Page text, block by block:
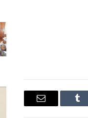
Tumblr
البريد